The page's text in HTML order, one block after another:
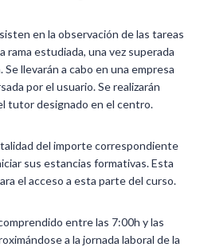
en la observación de las tareas
rama estudiada, una vez superada
llevarán a cabo en una empresa
por el usuario. Se realizarán
tutor designado en el centro.
del importe correspondiente
sus estancias formativas. Esta
el acceso a esta parte del curso.
entre las 7:00h y las
a la jornada laboral de la